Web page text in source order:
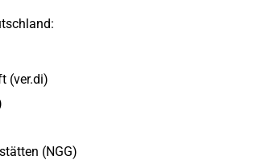
(ver.di)
(NGG)